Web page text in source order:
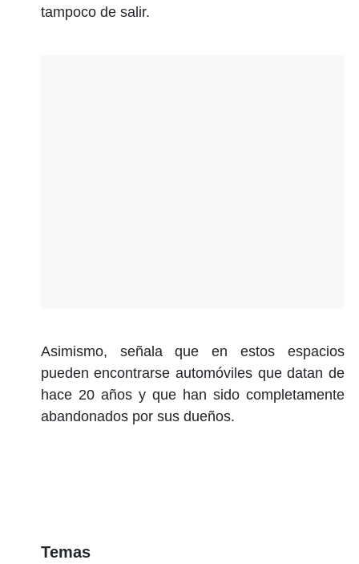
tampoco de salir.
Asimismo, señala que en estos espacios
pueden encontrarse automóviles que datan de
hace 20 años y que han sido completamente
abandonados por sus dueños.
Temas